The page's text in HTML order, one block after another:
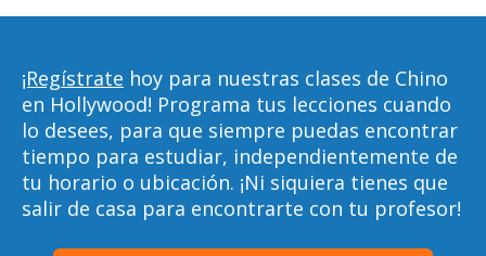
¡Regístrate hoy para nuestras clases de Chino
en Hollywood! Programa tus lecciones cuando
lo desees, para que siempre puedas encontrar
tiempo para estudiar, independientemente de
tu horario o ubicación. ¡Ni siquiera tienes que
salir de casa para encontrarte con tu profesor!